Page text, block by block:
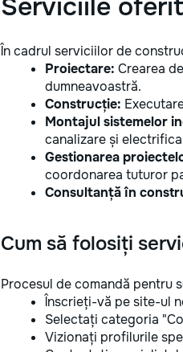
Serviciile
În cadrul serviciilor de
Proiectare: Crearea
dumneavoastră.
Construcție:
Montajul sistemelor
canalizare și
Gestionarea
coordonarea tuturor
Consultanță în
Cum să folosiți
Procesul de comandă pentru
Înscrieți-vă pe site-ul
Selectați categoria
Vizionați profilurile